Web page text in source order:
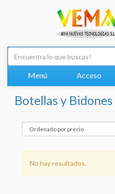
Menú Acceso
Botellas y Bidones
No hay resultados.